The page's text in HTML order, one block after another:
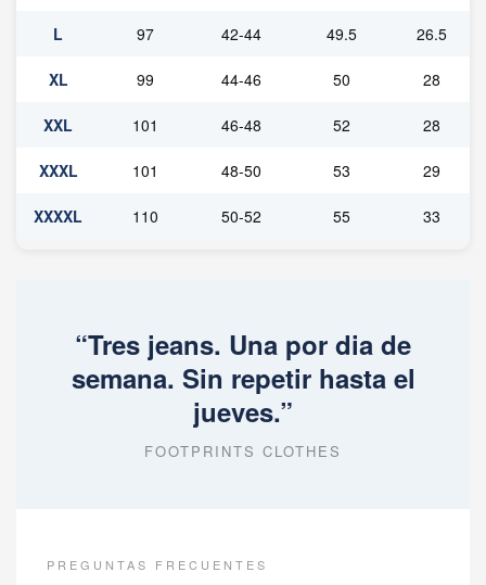
L 97 42-44 49.5 26.5
XL 99 44-46 50 28
XXL 101 46-48 52 28
XXXL 101 48-50 53 29
XXXXL 110 50-52 55 33
“Tres jeans. Una por dia de
semana. Sin repetir hasta el
jueves.”
FOOTPRINTS CLOTHES
PREGUNTAS FRECUENTES